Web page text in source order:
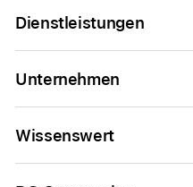
Dienstleistungen
Unternehmen
Wissenswert